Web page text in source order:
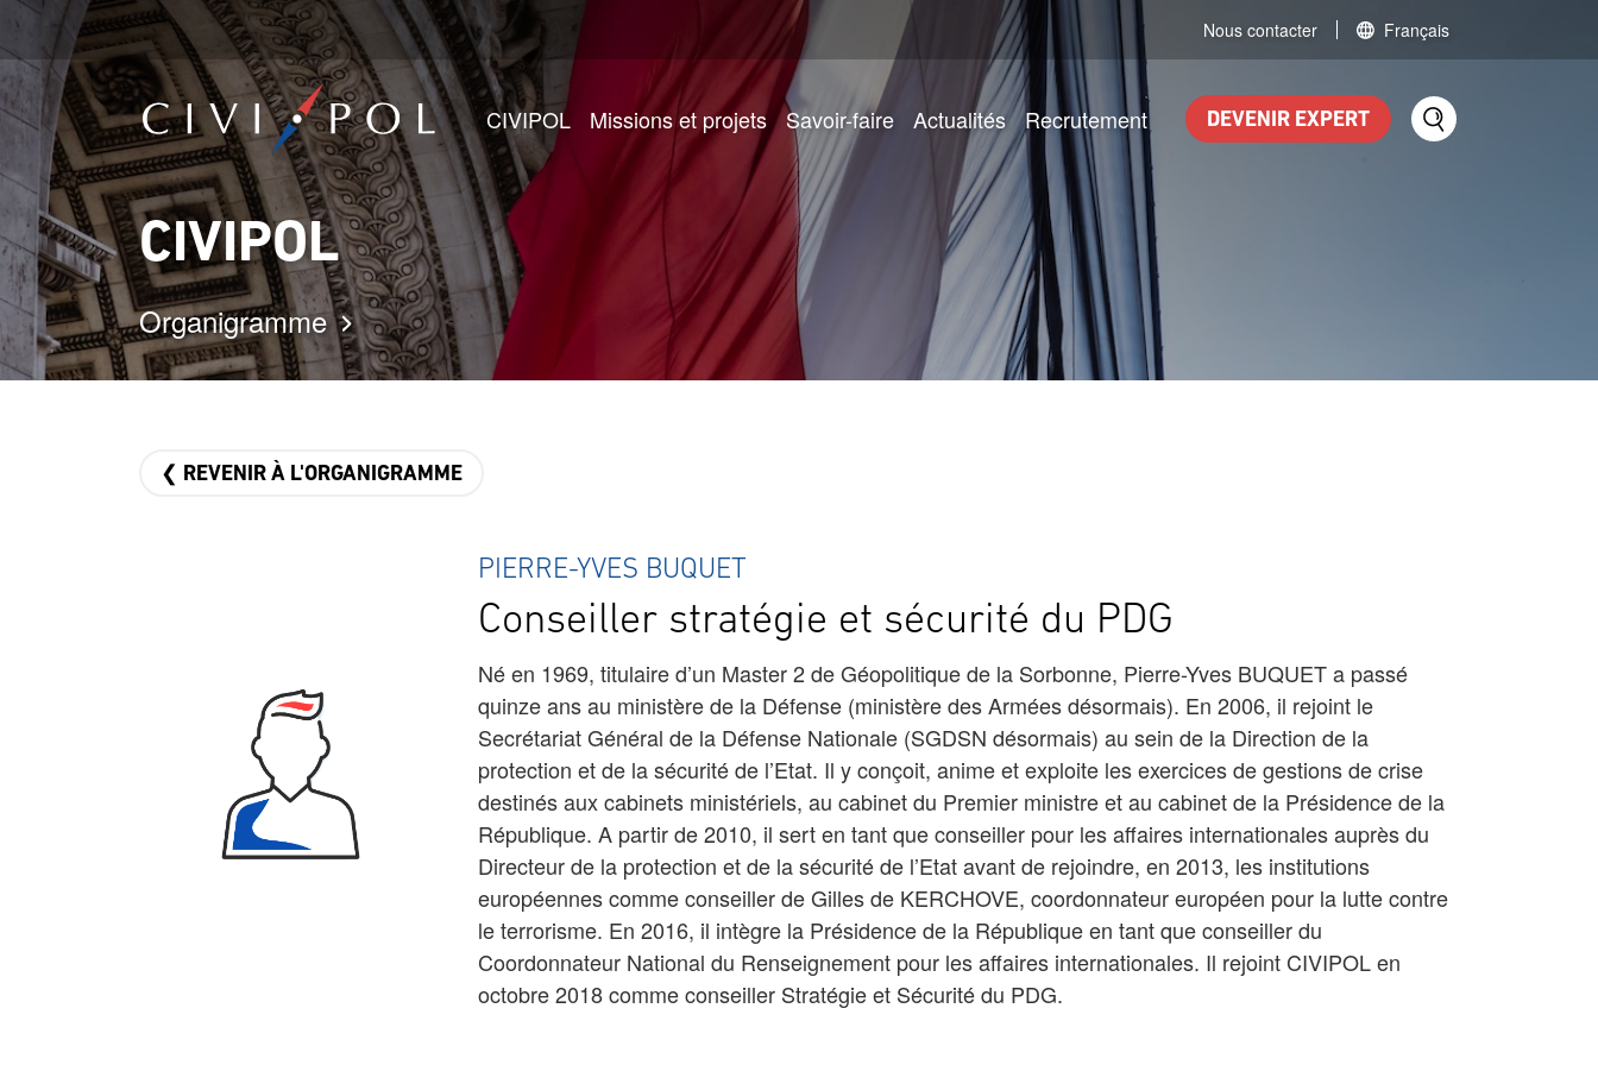
Nous contacter Français
CIVIPOL Missions et projets Savoir-faire Actualités Recrutement DEVENIR EXPERT
CIVIPOL
Organigramme
❮ REVENIR À L'ORGANIGRAMME
PIERRE-YVES BUQUET
Conseiller stratégie et sécurité du PDG
Né en 1969, titulaire d’un Master 2 de Géopolitique de la Sorbonne, Pierre-Yves BUQUET a passé
quinze ans au ministère de la Défense (ministère des Armées désormais). En 2006, il rejoint le
Secrétariat Général de la Défense Nationale (SGDSN désormais) au sein de la Direction de la
protection et de la sécurité de l’Etat. Il y conçoit, anime et exploite les exercices de gestions de crise
destinés aux cabinets ministériels, au cabinet du Premier ministre et au cabinet de la Présidence de la
République. A partir de 2010, il sert en tant que conseiller pour les affaires internationales auprès du
Directeur de la protection et de la sécurité de l’Etat avant de rejoindre, en 2013, les institutions
européennes comme conseiller de Gilles de KERCHOVE, coordonnateur européen pour la lutte contre
le terrorisme. En 2016, il intègre la Présidence de la République en tant que conseiller du
Coordonnateur National du Renseignement pour les affaires internationales. Il rejoint CIVIPOL en
octobre 2018 comme conseiller Stratégie et Sécurité du PDG.